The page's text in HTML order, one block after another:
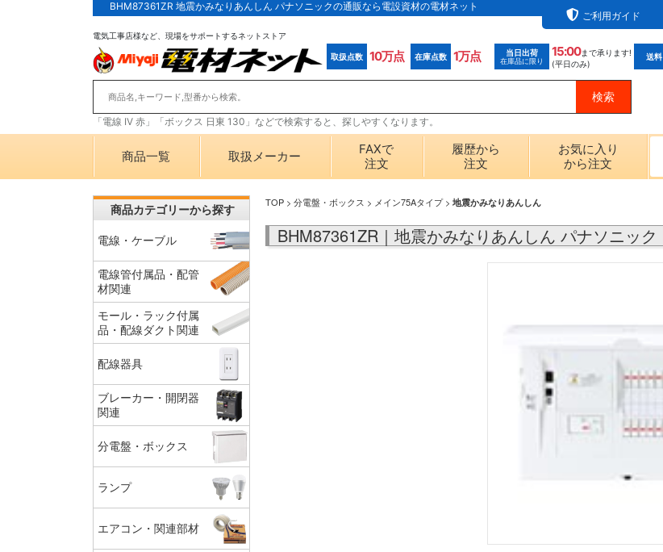
BHM87361ZR 地震かみなりあんしん パナソニックの通販なら電設資材の電材ネット
ご利用ガイド
電気工事店様など、現場をサポートするネットストア
取扱点数 10万点 在庫点数 1万点 当日出荷
在庫品に限り
15:00まで承ります!
(平日のみ)
送料
「電線 IV 赤」「ボックス 日東 130」などで検索すると、探しやすくなります。
商品一覧 取扱メーカー
FAXで
注文
履歴から
注文
お気に入り
から注文
TOP > 分電盤・ボックス > メイン75Aタイプ> 地震かみなりあんしん
BHM87361ZR｜地震かみなりあんしん パナソニック
商品カテゴリーから探す
電線・ケーブル
電線管付属品・配管
材関連
モール・ラック付属
品・配線ダクト関連
配線器具
ブレーカー・開閉器
関連
分電盤・ボックス
ランプ
エアコン・関連部材